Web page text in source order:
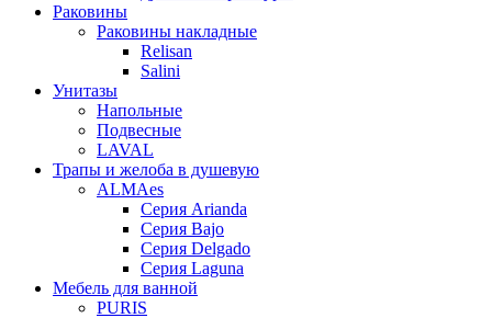
Раковины
Раковины накладные
Relisan
Salini
Унитазы
Напольные
Подвесные
LAVAL
Трапы и желоба в душевую
ALMAes
Серия Arianda
Серия Bajo
Серия Delgado
Серия Laguna
Мебель для ванной
PURIS